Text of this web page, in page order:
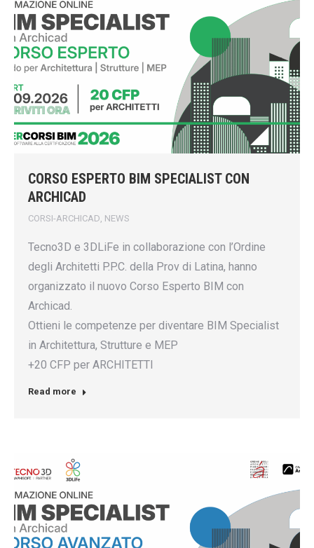
CORSO ESPERTO BIM SPECIALIST CON
ARCHICAD
CORSI-ARCHICAD NEWS
Tecno3D e 3DLiFe in collaborazione con l’Ordine
degli Architetti P.P.C. della Prov di Latina, hanno
organizzato il nuovo Corso Esperto BIM con
Archicad.
Ottieni le competenze per diventare BIM Specialist
in Architettura, Strutture e MEP
+20 CFP per ARCHITETTI
Read more